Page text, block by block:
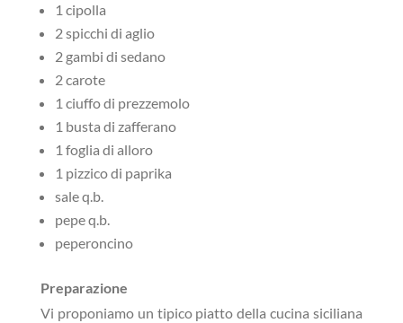
1 cipolla
2 spicchi di aglio
2 gambi di sedano
2 carote
1 ciuffo di prezzemolo
1 busta di zafferano
1 foglia di alloro
1 pizzico di paprika
sale q.b.
pepe q.b.
peperoncino
Preparazione
Vi proponiamo un tipico piatto della cucina siciliana